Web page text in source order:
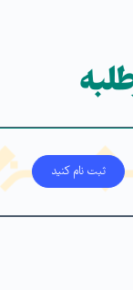
ثبت‌ نام کنید